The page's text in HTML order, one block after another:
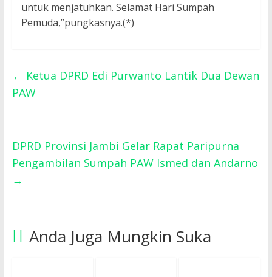
untuk menjatuhkan. Selamat Hari Sumpah
Pemuda,”pungkasnya.(*)
← Ketua DPRD Edi Purwanto Lantik Dua Dewan
PAW
DPRD Provinsi Jambi Gelar Rapat Paripurna
Pengambilan Sumpah PAW Ismed dan Andarno
→
Anda Juga Mungkin Suka